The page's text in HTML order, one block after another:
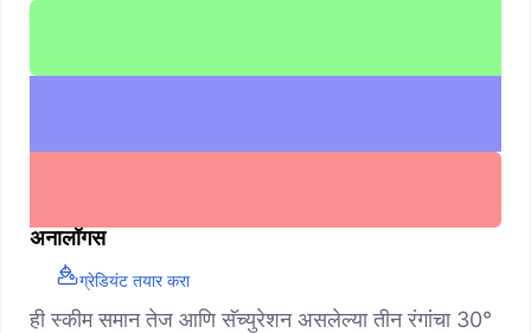
अनालॉगस
ग्रेडियंट तयार करा
ही स्कीम समान तेज आणि सॅच्युरेशन असलेल्या तीन रंगांचा 30°